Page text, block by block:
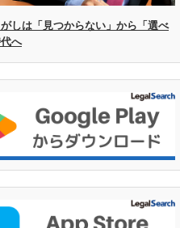
しは「見つからない」から「選べ
へ